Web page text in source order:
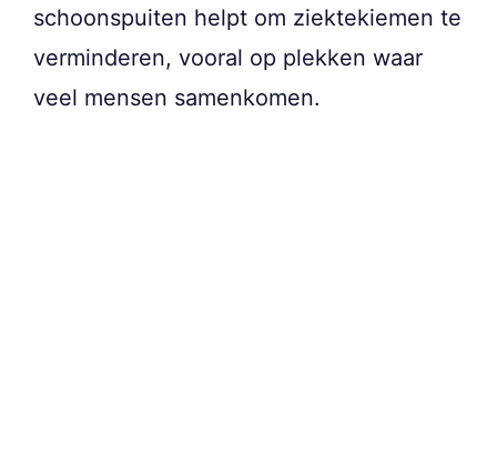
schoonspuiten helpt om ziektekiemen te
verminderen, vooral op plekken waar
veel mensen samenkomen.